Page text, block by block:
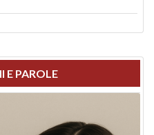
E PAROLE